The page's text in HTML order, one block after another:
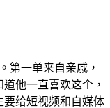
第一单来自亲戚，
他一直喜欢这个，
要给短视频和自媒体